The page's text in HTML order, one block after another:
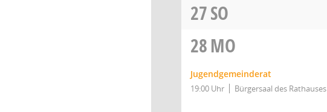
27SO
28MO
Jugendgemeinderat
19:00 Uhr Bürgersaal des Rathauses